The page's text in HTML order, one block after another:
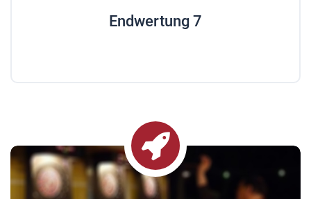
Endwertung 7